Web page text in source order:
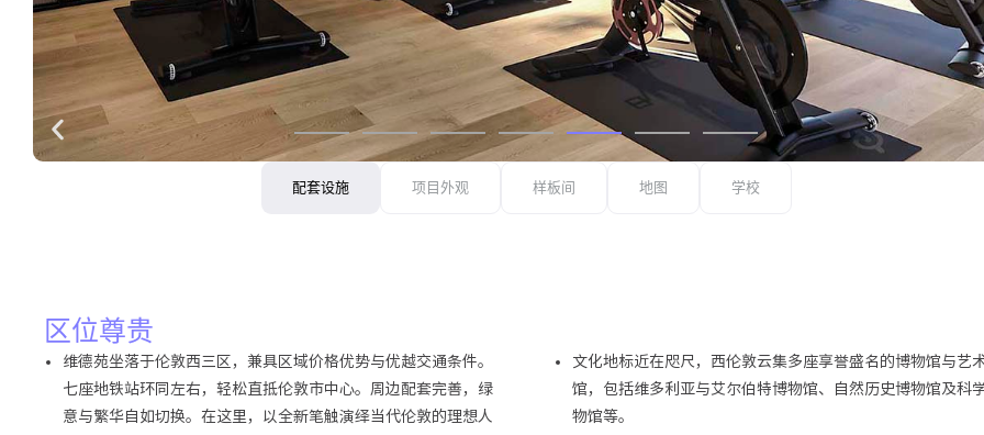
配套设施 项目外观 样板间 地图 学校
区位尊贵
维德苑坐落于伦敦西三区，兼具区域价格优势与优越交通条件。
七座地铁站环同左右，轻松直抵伦敦市中心。周边配套完善，绿
意与繁华自如切换。在这里，以全新笔触演绎当代伦敦的理想人
文化地标近在咫尺，西伦敦云集多座享誉盛名的博物馆与艺
馆，包括维多利亚与艾尔伯特博物馆、自然历史博物馆及科
物馆等。